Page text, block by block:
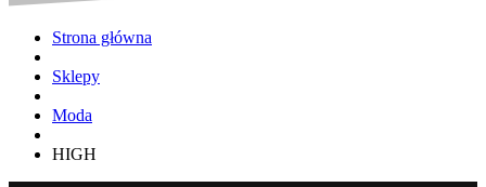
Strona główna
Sklepy
Moda
HIGH